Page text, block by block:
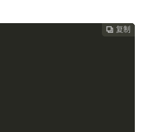
 复制
 复制
 复制
 复制
 复制